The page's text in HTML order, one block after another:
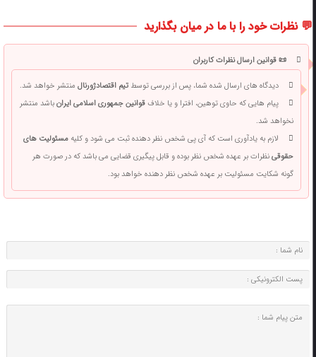
💬 نظرات خود را با ما در میان بگذارید
📜 قوانین ارسال نظرات کاربران
دیدگاه های ارسال شده شما، پس از بررسی توسطتیم اقتصادژورنالمنتشر خواهد شد.
پیام هایی که حاوی توهین، افترا و یا خلافقوانین جمهوری اسلامی ایرانباشد منتشر
نخواهد شد.
لازم به یادآوری است که آی پی شخص نظر دهنده ثبت می شود و کلیهمسئولیت های
حقوقینظرات بر عهده شخص نظر بوده و قابل پیگیری قضایی می باشد که در صورت هر
گونه شکایت مسئولیت بر عهده شخص نظر دهنده خواهد بود.